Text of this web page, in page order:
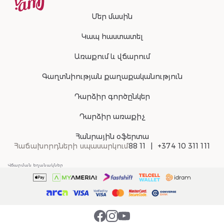
Մեր մասին
Կապ հաստատել
Առաքում և վճարում
Գաղտնիության քաղաքականություն
Դարձիր գործընկեր
Դարձիր առաքիչ
Հանրային օֆերտա
Հաճախորդների սպասարկում88 11 +374 10 311 111
Վճարման եղանակներ